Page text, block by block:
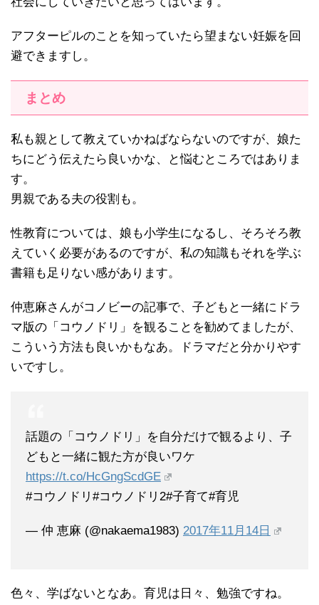
アフターピルのことを知っていたら望まない妊娠を回
避できますし。
まとめ
私も親として教えていかねばならないのですが、娘た
ちにどう伝えたら良いかな、と悩むところではありま
す。
男親である夫の役割も。
性教育については、娘も小学生になるし、そろそろ教
えていく必要があるのですが、私の知識もそれを学ぶ
書籍も足りない感があります。
仲恵麻さんがコノビーの記事で、子どもと一緒にドラ
マ版の「コウノドリ」を観ることを勧めてましたが、
こういう方法も良いかもなあ。ドラマだと分かりやす
いですし。
話題の「コウノドリ」を自分だけで観るより、子
どもと一緒に観た方が良いワケ
https://t.co/HcGngScdGE
#コウノドリ#コウノドリ2#子育て#育児
— 仲 恵麻 (@nakaema1983) 2017年11月14日
色々、学ばないとなあ。育児は日々、勉強ですね。